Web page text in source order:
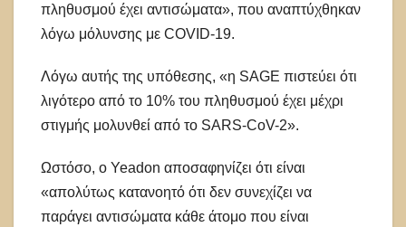
πληθυσμού έχει αντισώματα», που αναπτύχθηκαν
λόγω μόλυνσης με COVID-19.
Λόγω αυτής της υπόθεσης, «η SAGE πιστεύει ότι
λιγότερο από το 10% του πληθυσμού έχει μέχρι
στιγμής μολυνθεί από το SARS-CoV-2».
Ωστόσο, ο Yeadon αποσαφηνίζει ότι είναι
«απολύτως κατανοητό ότι δεν συνεχίζει να
παράγει αντισώματα κάθε άτομο που είναι